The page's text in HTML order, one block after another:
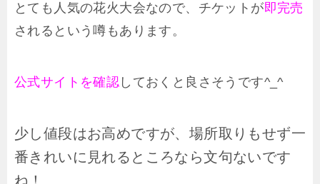
とても人気の花火大会なので、チケットが即完売
されるという噂もあります。
公式サイトを確認 しておくと良さそうです^_^
少し値段はお高めですが、場所取りもせず一
番きれいに見れるところなら文句ないです
ね！